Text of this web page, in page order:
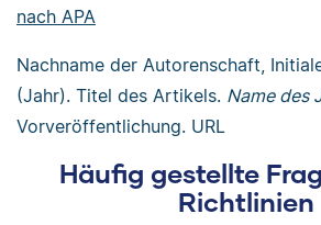
nach APA
Nachname der Autorenschaft,
(Jahr). Titel des Artikels. Name des
Vorveröffentlichung. URL
Häufig gestellte
Richtlinien